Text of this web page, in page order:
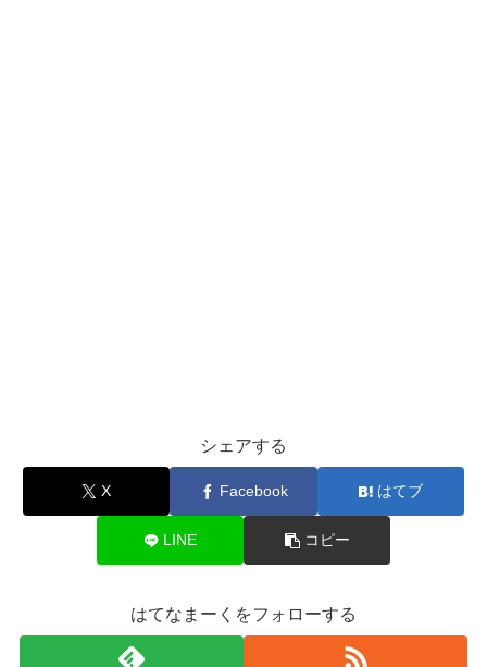
シェアする
X Facebook はてブ
LINE コピー
はてなまーくをフォローする